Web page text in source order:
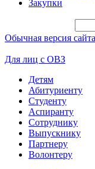
Закупки
Обычная версия сайта
Для лиц с ОВЗ
Детям
Абитуриенту
Студенту
Аспиранту
Сотруднику
Выпускнику
Партнеру
Волонтеру